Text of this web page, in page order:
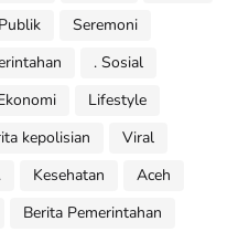
Seremoni
. Sosial
Lifestyle
kepolisian
Viral
Kesehatan
Aceh
Berita Pemerintahan